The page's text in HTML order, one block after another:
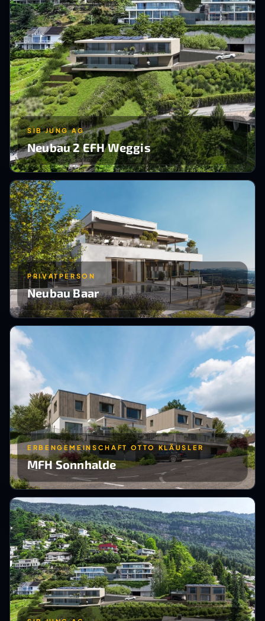
SIB JUNG AG
Neubau 2 EFH Weggis
PRIVATPERSON
Neubau Baar
ERBENGEMEINSCHAFT OTTO KLÄUSLER
MFH Sonnhalde